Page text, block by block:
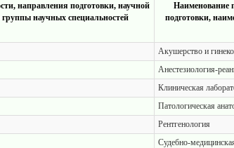
направления подготовки, научной
научных специальностей
Наименование
подготовки,
Акушерство и
Анестезиология-
Клиническая
Патологическая
Рентгенология
Судебно-